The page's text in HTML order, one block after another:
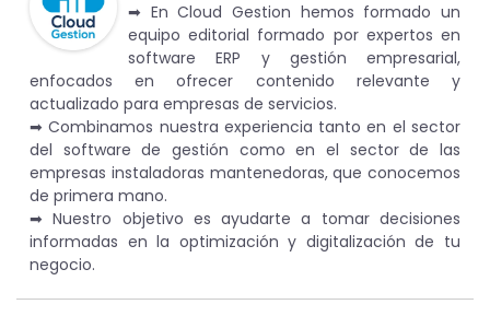
➡︎ En Cloud Gestion hemos formado un
equipo editorial formado por expertos en
software ERP y gestión empresarial,
enfocados en ofrecer contenido relevante y
actualizado para empresas de servicios.
➡︎ Combinamos nuestra experiencia tanto en el sector
del software de gestión como en el sector de las
empresas instaladoras mantenedoras, que conocemos
de primera mano.
➡︎ Nuestro objetivo es ayudarte a tomar decisiones
informadas en la optimización y digitalización de tu
negocio.